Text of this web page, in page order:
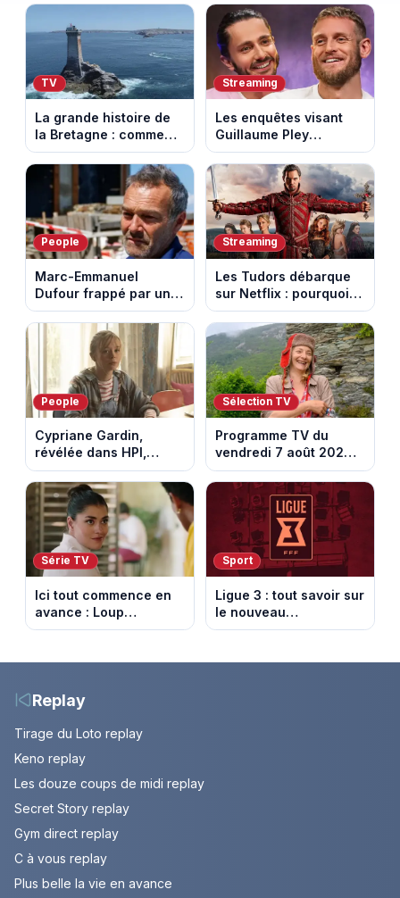
TV
La grande histoire de
la Bretagne : comment
les Bretons ont
défendu leur culture
au fil des décennies
Streaming
Les enquêtes visant
Guillaume Pley
poussent Ragnar Le
Breton à quitter la
tournée Legend
People
Marc-Emmanuel
Dufour frappé par un
terrible incendie : son
chalet part en fumée
Streaming
Les Tudors débarque
sur Netflix : pourquoi la
série n’a rien perdu de
son pouvoir
People
Cypriane Gardin,
révélée dans HPI,
lance une cagnotte
après des difficultés
financières
Sélection TV
Programme TV du
vendredi 7 août 2026 :
notre sélection pour
votre soirée télé
Série TV
Ici tout commence en
avance : Loup
découvre la trahison
10 août 2026 (spoiler)
Sport
Ligue 3 : tout savoir sur
le nouveau
championnat qui
Replay
Tirage du Loto replay
Keno replay
Les douze coups de midi replay
Secret Story replay
Gym direct replay
C à vous replay
Plus belle la vie en avance